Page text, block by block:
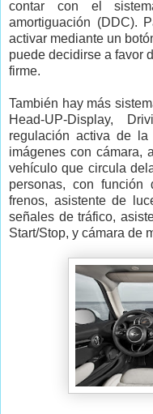
contar con el
amortiguación (DDC).
activar mediante un
puede decidirse a favor
firme.
También hay más
Head-UP-Display,
regulación activa de
imágenes con cámara,
vehículo que circula
personas, con
frenos, asistente de
señales de tráfico,
Start/Stop, y cámara de